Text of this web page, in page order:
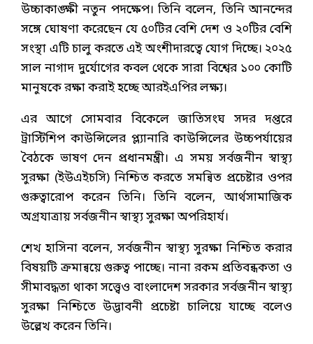
উচ্চাকাঙ্ক্ষী নতুন পদক্ষেপ। তিনি বলেন, তিনি আনন্দের
সঙ্গে ঘোষণা করেছেন যে ৫০টির বেশি দেশ ও ২০টির বেশি
সংস্থা এটি চালু করতে এই অংশীদারত্বে যোগ দিচ্ছে। ২০২৫
সাল নাগাদ দুর্যোগের কবল থেকে সারা বিশ্বের ১০০ কোটি
মানুষকে রক্ষা করাই হচ্ছে আরইএপির লক্ষ্য।
এর আগে সোমবার বিকেলে জাতিসংঘ সদর দপ্তরে
ট্রাস্টিশিপ কাউন্সিলের প্ল্যানারি কাউন্সিলের উচ্চপর্যায়ের
বৈঠকে ভাষণ দেন প্রধানমন্ত্রী। এ সময় সর্বজনীন স্বাস্থ্য
সুরক্ষা (ইউএইচসি) নিশ্চিত করতে সমন্বিত প্রচেষ্টার ওপর
গুরুত্বারোপ করেন তিনি। তিনি বলেন, আর্থসামাজিক
অগ্রযাত্রায় সর্বজনীন স্বাস্থ্য সুরক্ষা অপরিহার্য।
শেখ হাসিনা বলেন, সর্বজনীন স্বাস্থ্য সুরক্ষা নিশ্চিত করার
বিষয়টি ক্রমান্বয়ে গুরুত্ব পাচ্ছে। নানা রকম প্রতিবন্ধকতা ও
সীমাবদ্ধতা থাকা সত্ত্বেও বাংলাদেশ সরকার সর্বজনীন স্বাস্থ্য
সুরক্ষা নিশ্চিতে উদ্ভাবনী প্রচেষ্টা চালিয়ে যাচ্ছে বলেও
উল্লেখ করেন তিনি।